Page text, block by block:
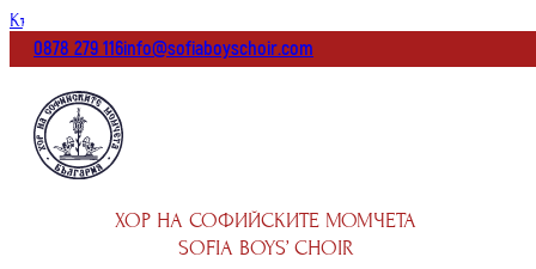
Към основното съдържание
0878 279 116info@sofiaboyschoir.com
ХОР НА СОФИЙСКИТЕ МОМЧЕТА
SOFIA BOYS’ CHOIR